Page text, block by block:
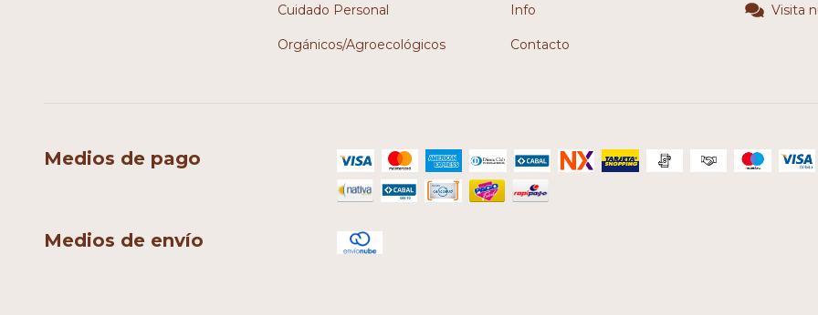
Cuidado Personal
Orgánicos/Agroecológicos
Info
Contacto
Visita
Medios de pago
Medios de envío